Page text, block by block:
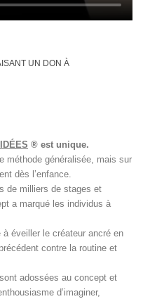
UN DON À
® est unique.
méthode généralisée, mais sur
dès l’enfance.
de milliers de stages et
a marqué les individus à
éveiller le créateur ancré en
contre la routine et
adossées au concept et
d’imaginer,